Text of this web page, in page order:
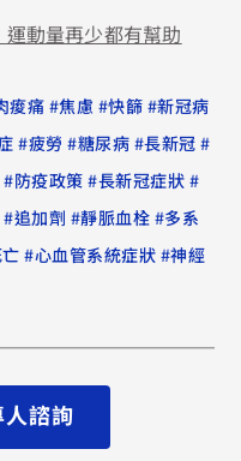
動量再少都有幫助
痠痛 #焦慮 #快篩 #新冠病
#疲勞 #糖尿病 #長新冠 #
#防疫政策 #長新冠症狀 #
#追加劑 #靜脈血栓 #多系
#心血管系統症狀 #神經
人諮詢